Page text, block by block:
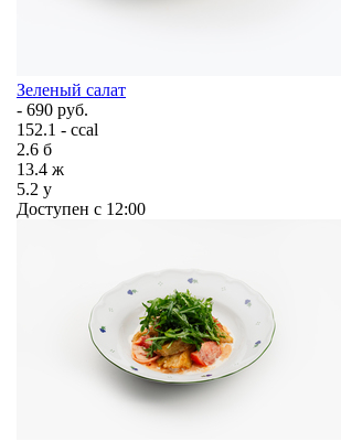
Зеленый салат
- 690 руб.
152.1 - ccal
2.6 б
13.4 ж
5.2 у
Доступен с 12:00